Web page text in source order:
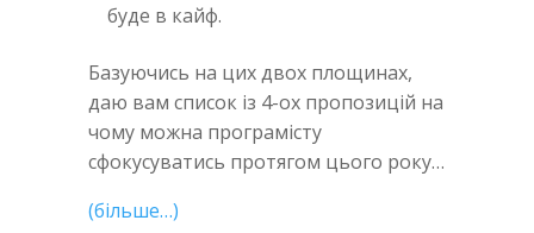
буде в кайф.
Базуючись на цих двох площинах,
даю вам список із 4-ох пропозицій на
чому можна програмісту
сфокусуватись протягом цього року…
(більше…)